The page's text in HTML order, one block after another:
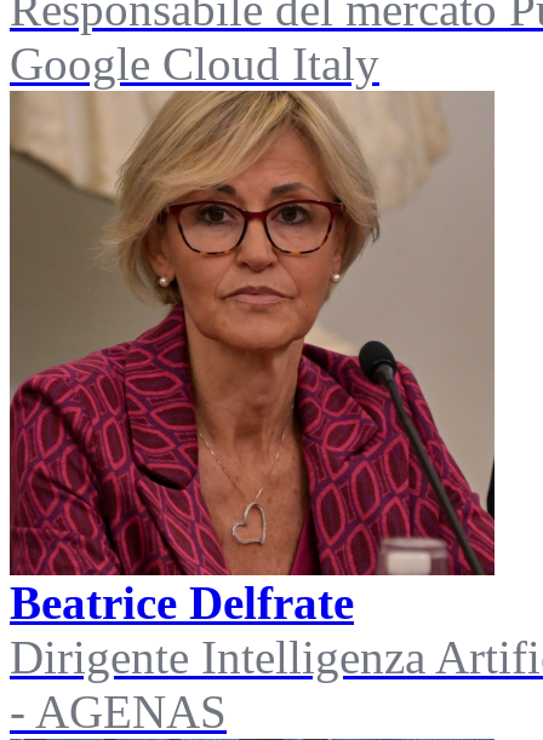
Google Cloud Italy
Beatrice Delfrate
Dirigente Intelligenza
- AGENAS